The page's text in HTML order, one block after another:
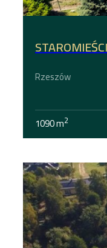
Rzeszów
1090 m2